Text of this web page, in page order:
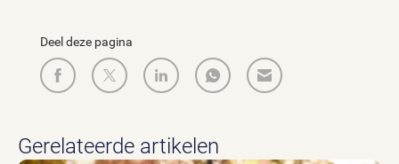
Deel deze pagina
Gerelateerde artikelen